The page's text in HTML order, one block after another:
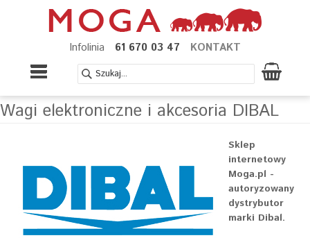
Infolinia 61 670 03 47 KONTAKT
Wagi elektroniczne i akcesoria DIBAL
Sklep
internetowy
Moga.pl -
autoryzowany
dystrybutor
marki Dibal.